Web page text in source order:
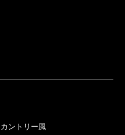
カントリー風